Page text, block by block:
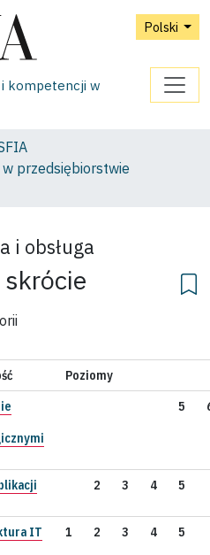
Polski
kompetencji w
przedsiębiorstwie
i obsługa
Poziomy
5
2 3 4 5
IT
1 2 3 4 5